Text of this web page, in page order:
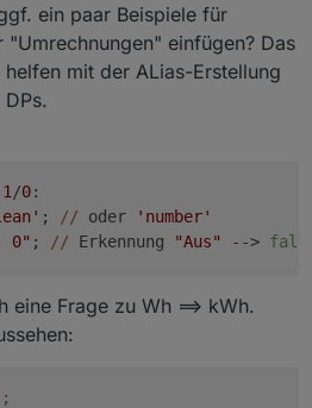
ein paar Beispiele für
einfügen? Das
mit der ALias-Erstellung
1 /0:
; // oder
'number'
0" ; // Erkennung "Aus" -->
Frage zu Wh ==> kWh.
;